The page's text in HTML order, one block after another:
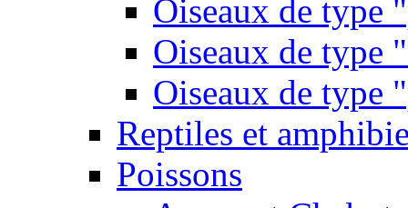
Oiseaux de type
Oiseaux de type
Oiseaux de type
Reptiles et
Poissons